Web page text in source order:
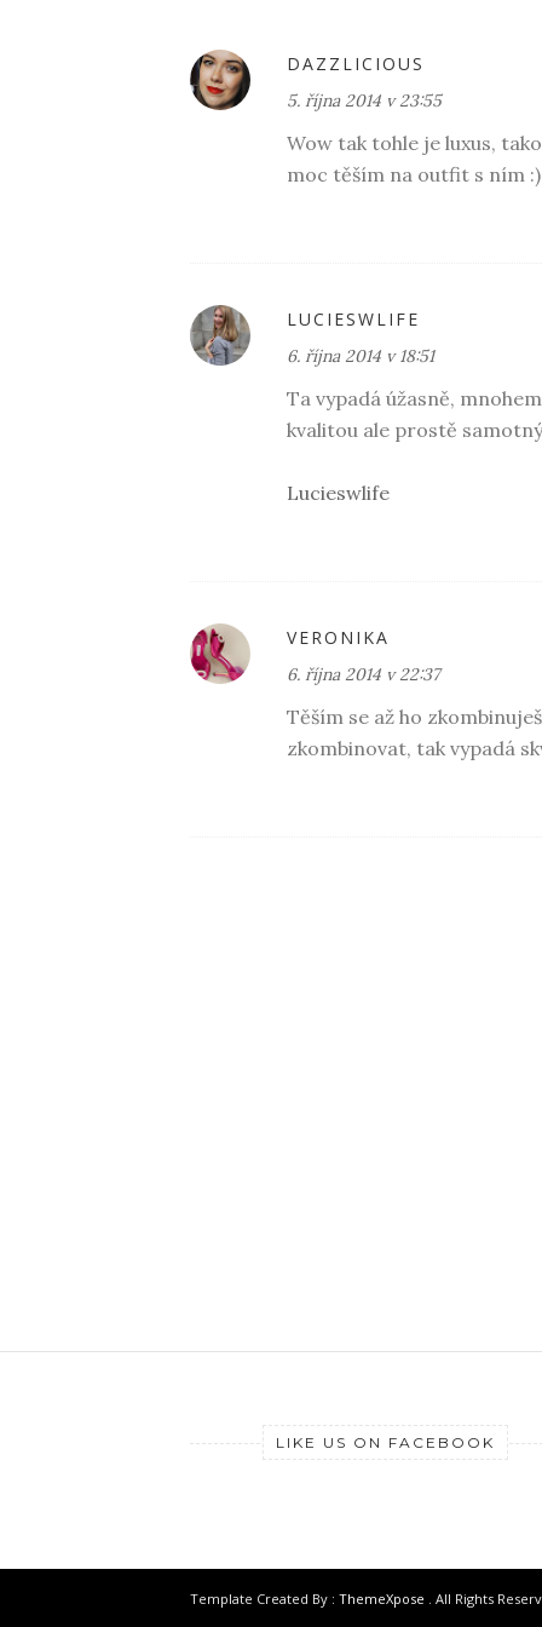
DAZZLICIOUS
5. října 2014 v 23:55
Wow tak tohle je luxus,
moc těším na outfit s ním :)
LUCIESWLIFE
6. října 2014 v 18:51
Ta vypadá úžasně,
kvalitou ale prostě
Lucieswlife
VERONIKA
6. října 2014 v 22:37
Těším se až ho
zkombinovat, tak vypadá
LIKE US ON FACEBOOK
Template Created By : ThemeXpose . All Rights